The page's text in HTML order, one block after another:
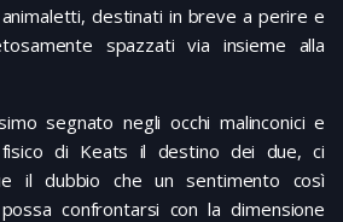
destinati in breve a perire e
spazzati via insieme alla
segnato negli occhi malinconici e
fisico di Keats il destino dei due, ci
il dubbio che un sentimento così
confrontarsi con la dimensione